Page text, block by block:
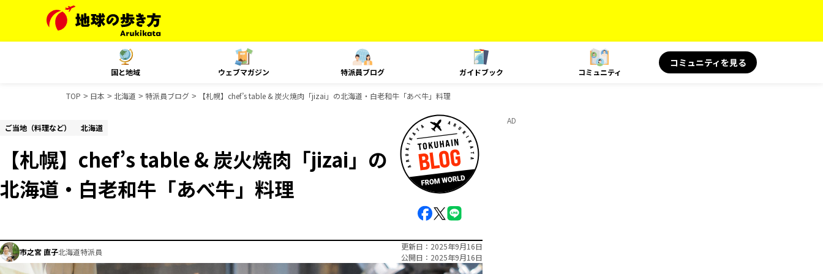
国と地域 ウェブマガジン 特派員ブログ ガイドブック コミュニティ
コミュニティを見る
TOP 日本 北海道 特派員ブログ 【札幌】chef’s table & 炭火焼肉「jizai」の北海道・白老和牛「あべ牛」料理
ご当地（料理など） 北海道
【札幌】chef’s table & 炭火焼肉「jizai」の
北海道・白老和牛「あべ牛」料理
市之宮 直子北海道特派員
更新日
2025年9月16日
公開日
2025年9月16日
AD